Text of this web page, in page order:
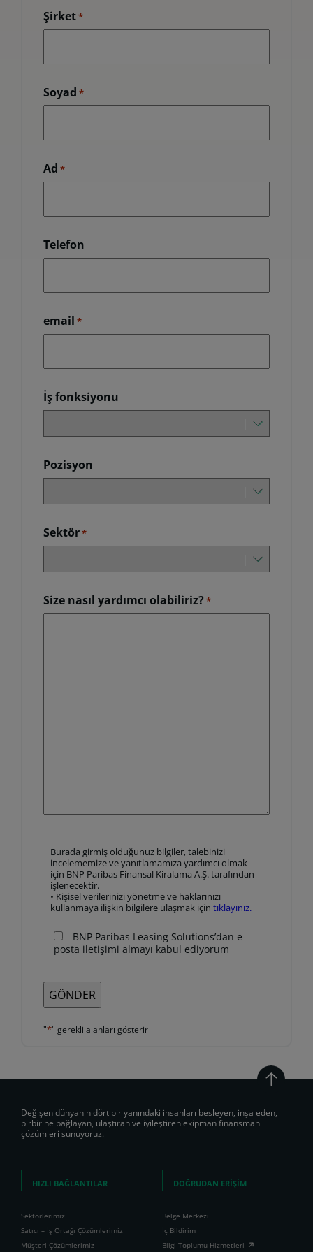
"*" gerekli alanları gösterir
Şirket*
Soyad *
Ad *
Telefon
email *
İş fonksiyonu
Pozisyon
Sektör*
Size nasıl yardımcı olabiliriz? *
Burada
girmiş
olduğunuz
bilgiler,
talebinizi
incelememize
ve
yanıtlamamıza
için
BNP
Finansal
tarafından
•
Kişisel
verilerinizi
haklarınızı
ilişkin
bilgilere
ulaşmak
Burada girmiş olduğunuz bilgiler, talebinizi
incelememize ve yanıtlamamıza yardımcı olmak
için BNP Paribas Finansal Kiralama A.Ş. tarafından
işlenecektir.
• Kişisel verilerinizi yönetme ve haklarınızı
kullanmaya ilişkin bilgilere ulaşmak için tıklayınız.
BNP Paribas Leasing Solutions’dan e-
posta iletişimi almayı kabul ediyorum
Değişen dünyanın dört bir yanındaki insanları besleyen, inşa eden,
birbirine bağlayan, ulaştıran ve iyileştiren ekipman finansmanı
çözümleri sunuyoruz.
HIZLI BAĞLANTILAR
Sektörlerimiz
Satıcı – İş Ortağı Çözümlerimiz
Müşteri Çözümlerimiz
DOĞRUDAN ERİŞİM
Belge Merkezi
İç Bildirim
Bilgi Toplumu Hizmetleri